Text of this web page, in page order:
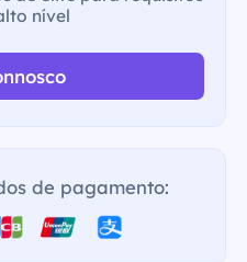
nível
de pagamento: